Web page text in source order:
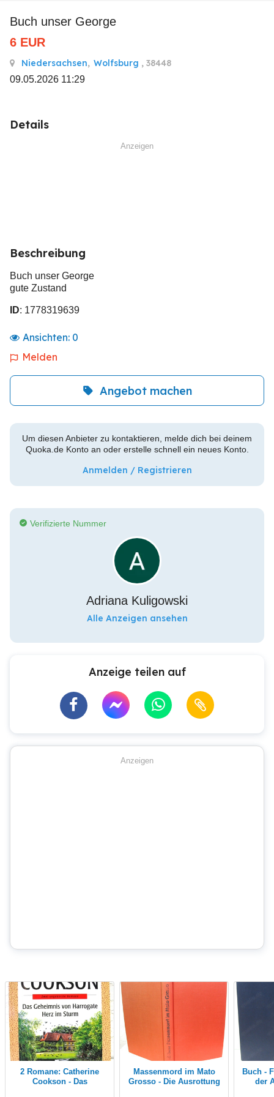
Buch unser George
6 EUR
Niedersachsen, Wolfsburg , 38448
09.05.2026 11:29
Details
Anzeigen
Beschreibung
Buch unser George
gute Zustand
ID: 1778319639
Ansichten: 0
Melden
Angebot machen
Um diesen Anbieter zu kontaktieren, melde dich bei deinem
Quoka.de Konto an oder erstelle schnell ein neues Konto.
Anmelden / Registrieren
Verifizierte Nummer
Adriana Kuligowski
Alle Anzeigen ansehen
Anzeige teilen auf
Anzeigen
2 Romane: Catherine
Cookson - Das
Massenmord im Mato
Grosso - Die Ausrottung
Buch - Fearless Jenseits
der